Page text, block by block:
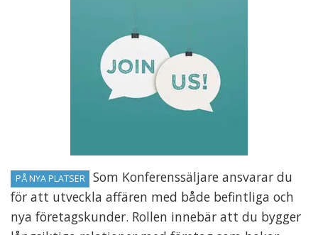
PÅ NYA PLATSER
Som Konferenssäljare ansvarar du
för att utveckla affären med både befintliga och
nya företagskunder. Rollen innebär att du bygger